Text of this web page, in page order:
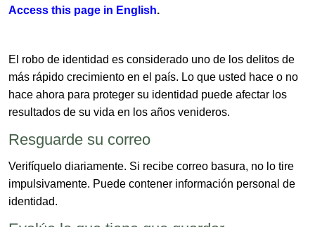
Access this page in​ English​.
El robo de identidad es considerado uno de los delitos de
más rápido crecimiento en el país. Lo que usted hace o no
hace ahora para proteger su identidad puede afectar los
resultados de su vida en los años venideros.
Resguarde ​su correo
Verifíquelo diariamente. Si recibe correo basura, no lo tire
impulsivamente. Puede contener información personal de
identidad.